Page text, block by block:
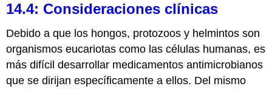
14.4: Consideraciones clínicas
Debido a que los hongos, protozoos y helmintos son
organismos eucariotas como las células humanas, es
más difícil desarrollar medicamentos antimicrobianos
que se dirijan específicamente a ellos. Del mismo